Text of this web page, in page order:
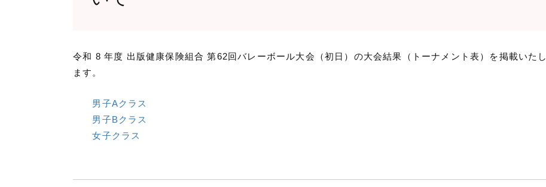
令和 8 年度 出版健康保険組合 第62回バレーボール大会（初日）の大会結果（トーナメント表）を掲載いたし
ます。
男子Aクラス
男子Bクラス
女子クラス